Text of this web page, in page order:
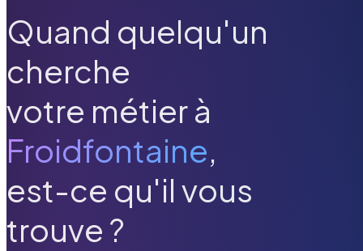
Quand quelqu'un
cherche
votre métier à
Froidfontaine,
est-ce qu'il vous
trouve ?